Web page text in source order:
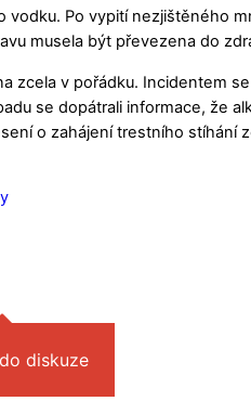
vodku. Po vypití nezjištěného
musela být převezena do
zcela v pořádku. Incidentem
se dopátrali informace, že
o zahájení trestního stíhání
diskuze